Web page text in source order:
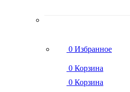
0 Избранное
0 Корзина
0 Корзина